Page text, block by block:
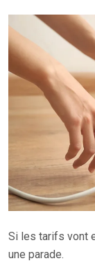
Si les tarifs vont
une parade.